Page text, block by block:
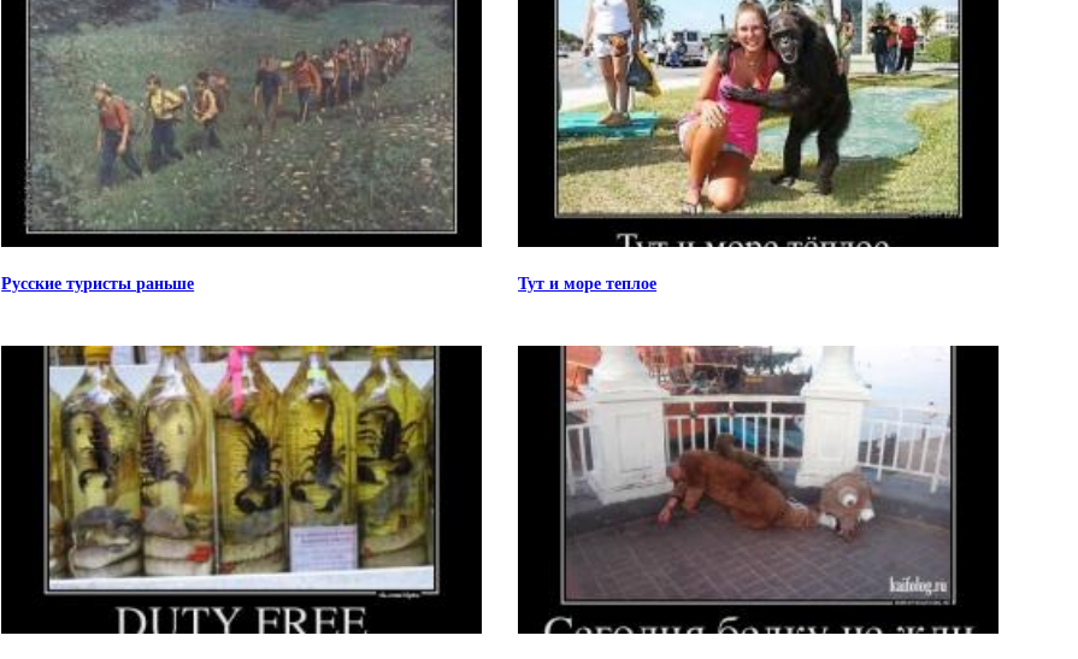
Русские туристы раньше Тут и море теплое